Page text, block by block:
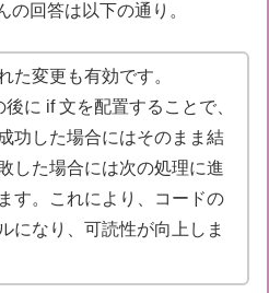
の回答は以下の通り。
た変更も有効です。
に if 文を配置することで、
功した場合にはそのまま結
した場合には次の処理に進
す。これにより、コードの
になり、可読性が向上しま